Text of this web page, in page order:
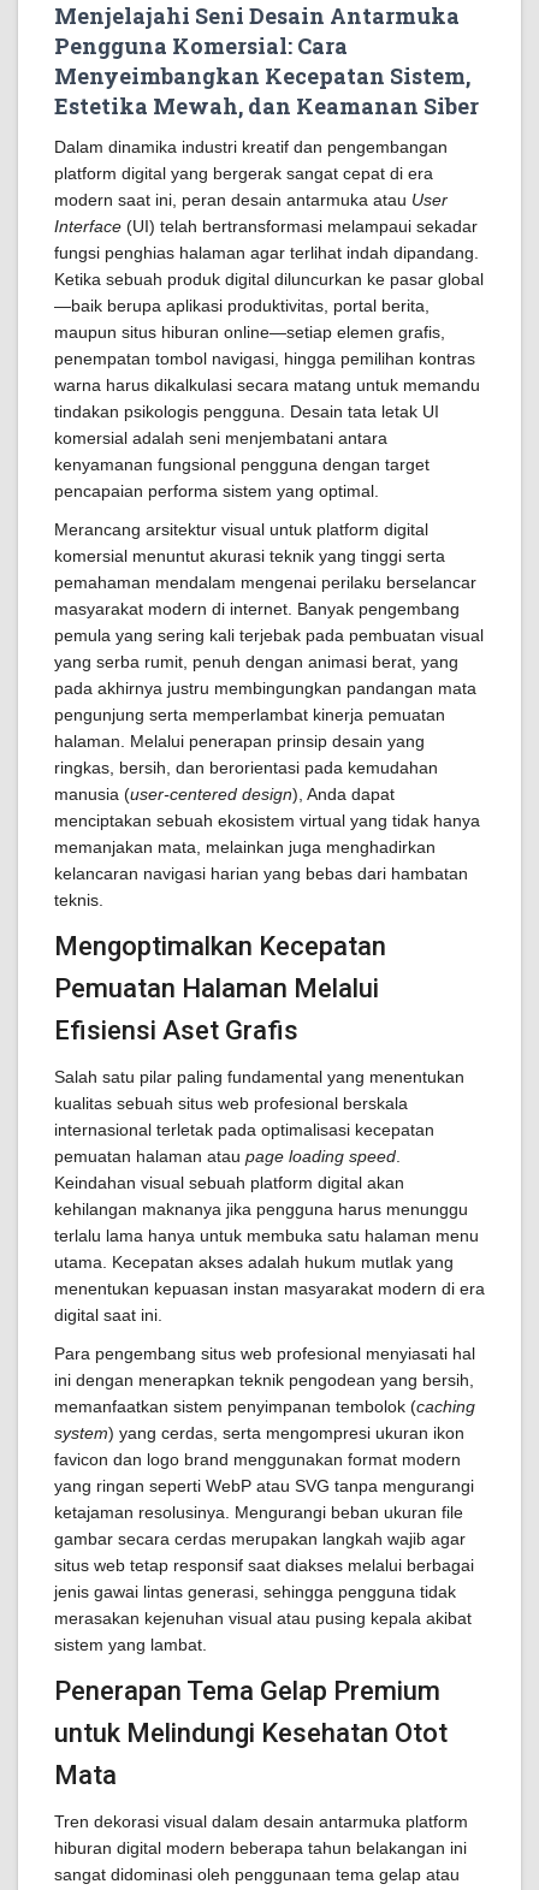
Menjelajahi Seni Desain Antarmuka
Pengguna Komersial: Cara
Menyeimbangkan Kecepatan Sistem,
Estetika Mewah, dan Keamanan Siber
Dalam dinamika industri kreatif dan pengembangan
platform digital yang bergerak sangat cepat di era
modern saat ini, peran desain antarmuka atau User
Interface (UI) telah bertransformasi melampaui sekadar
fungsi penghias halaman agar terlihat indah dipandang.
Ketika sebuah produk digital diluncurkan ke pasar global
—baik berupa aplikasi produktivitas, portal berita,
maupun situs hiburan online—setiap elemen grafis,
penempatan tombol navigasi, hingga pemilihan kontras
warna harus dikalkulasi secara matang untuk memandu
tindakan psikologis pengguna. Desain tata letak UI
komersial adalah seni menjembatani antara
kenyamanan fungsional pengguna dengan target
pencapaian performa sistem yang optimal.
Merancang arsitektur visual untuk platform digital
komersial menuntut akurasi teknik yang tinggi serta
pemahaman mendalam mengenai perilaku berselancar
masyarakat modern di internet. Banyak pengembang
pemula yang sering kali terjebak pada pembuatan visual
yang serba rumit, penuh dengan animasi berat, yang
pada akhirnya justru membingungkan pandangan mata
pengunjung serta memperlambat kinerja pemuatan
halaman. Melalui penerapan prinsip desain yang
ringkas, bersih, dan berorientasi pada kemudahan
manusia (user-centered design), Anda dapat
menciptakan sebuah ekosistem virtual yang tidak hanya
memanjakan mata, melainkan juga menghadirkan
kelancaran navigasi harian yang bebas dari hambatan
teknis.
Mengoptimalkan Kecepatan
Pemuatan Halaman Melalui
Efisiensi Aset Grafis
Salah satu pilar paling fundamental yang menentukan
kualitas sebuah situs web profesional berskala
internasional terletak pada optimalisasi kecepatan
pemuatan halaman atau page loading speed
Keindahan visual sebuah platform digital akan
kehilangan maknanya jika pengguna harus menunggu
terlalu lama hanya untuk membuka satu halaman menu
utama. Kecepatan akses adalah hukum mutlak yang
menentukan kepuasan instan masyarakat modern di era
digital saat ini.
Para pengembang situs web profesional menyiasati hal
ini dengan menerapkan teknik pengodean yang bersih,
memanfaatkan sistem penyimpanan tembolok (caching
system) yang cerdas, serta mengompresi ukuran ikon
favicon dan logo brand menggunakan format modern
yang ringan seperti WebP atau SVG tanpa mengurangi
ketajaman resolusinya. Mengurangi beban ukuran file
gambar secara cerdas merupakan langkah wajib agar
situs web tetap responsif saat diakses melalui berbagai
jenis gawai lintas generasi, sehingga pengguna tidak
merasakan kejenuhan visual atau pusing kepala akibat
sistem yang lambat.
Penerapan Tema Gelap Premium
untuk Melindungi Kesehatan Otot
Mata
Tren dekorasi visual dalam desain antarmuka platform
hiburan digital modern beberapa tahun belakangan ini
sangat didominasi oleh penggunaan tema gelap atau